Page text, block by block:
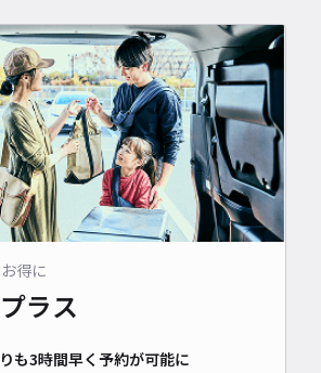
得に
ラス
も3時間早く予約が可能に